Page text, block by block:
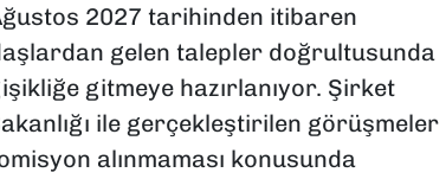
2027 tarihinden itibaren
gelen talepler doğrultusunda
gitmeye hazırlanıyor. Şirket
ile gerçekleştirilen görüşmeler
alınmaması konusunda